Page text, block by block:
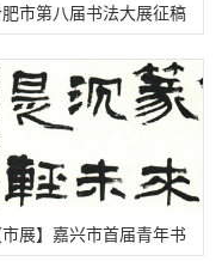
市第八届书法大展征稿
（2025年9月20日截
市展】嘉兴市首届青年书